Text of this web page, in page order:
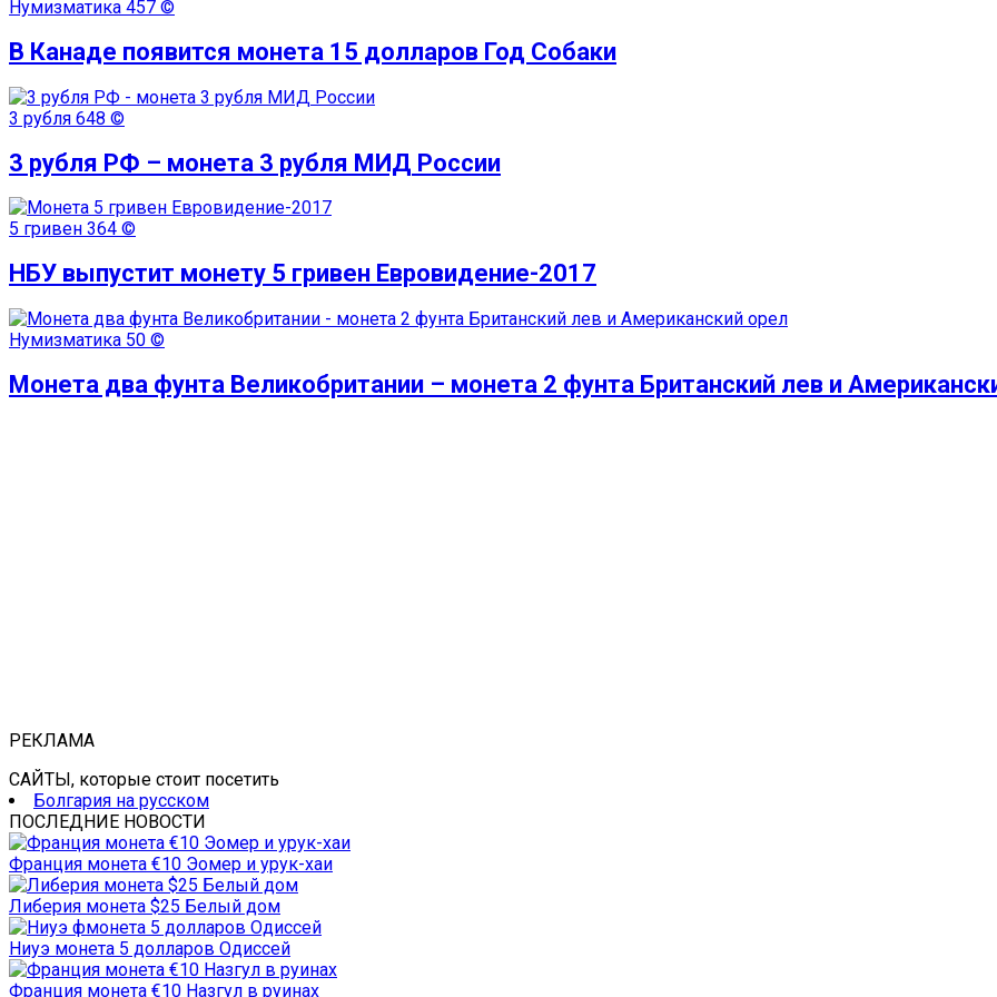
Нумизматика 457 ©
В Канаде появится монета 15 долларов Год Собаки
3 рубля 648 ©
3 рубля РФ – монета 3 рубля МИД России
5 гривен 364 ©
НБУ выпустит монету 5 гривен Евровидение-2017
Нумизматика 50 ©
Монета два фунта Великобритании – монета 2 фунта Британский лев и
РЕКЛАМА
САЙТЫ, которые стоит посетить
Болгария на русском
ПОСЛЕДНИЕ НОВОСТИ
Франция монета €10 Эомер и урук-хаи
Либерия монета $25 Белый дом
Ниуэ монета 5 долларов Одиссей
Франция монета €10 Назгул в руинах